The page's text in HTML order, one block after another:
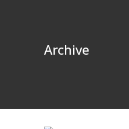
Archive